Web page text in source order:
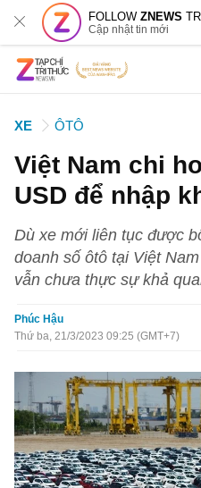
FOLLOWZNEWS
Cập nhật tin mới
XE ÔTÔ
Việt Nam chi
USD để nhập
Dù xe mới liên tục được
doanh số ôtô tại Việt
vẫn chưa thực sự khả
Phúc Hậu
Thứ ba, 21/3/2023 09:25 (GMT+7)